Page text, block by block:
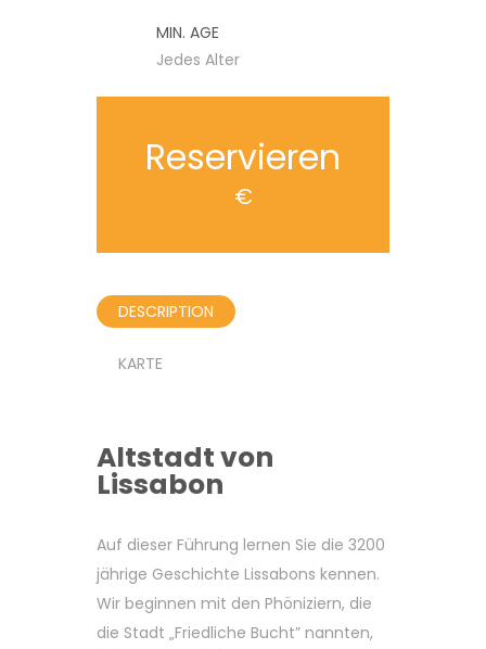
MIN. AGE
Jedes Alter
Reservieren
€
DESCRIPTION
KARTE
Altstadt von
Lissabon
Auf dieser Führung lernen Sie die 3200
jährige Geschichte Lissabons kennen.
Wir beginnen mit den Phöniziern, die
die Stadt „Friedliche Bucht” nannten,